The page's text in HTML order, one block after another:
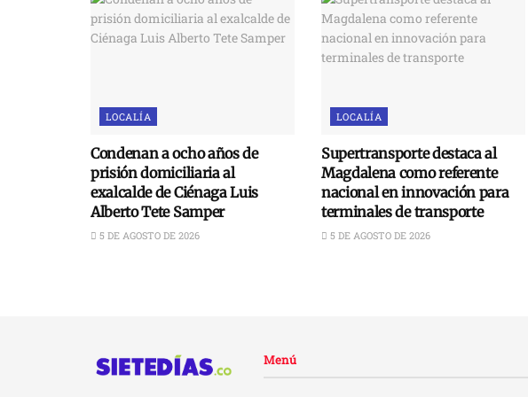
LOCALÍA
Condenan a ocho años de
prisión domiciliaria al
exalcalde de Ciénaga Luis
Alberto Tete Samper
5 DE AGOSTO DE 2026
LOCALÍA
Supertransporte destaca al
Magdalena como referente
nacional en innovación para
terminales de transporte
5 DE AGOSTO DE 2026
Menú